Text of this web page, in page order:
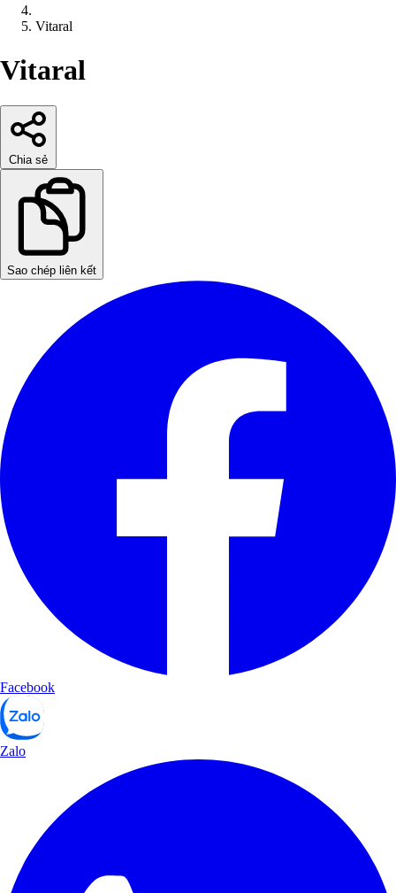
Vitaral
Vitaral
Chia sẻ
Sao chép liên kết
Facebook
Zalo